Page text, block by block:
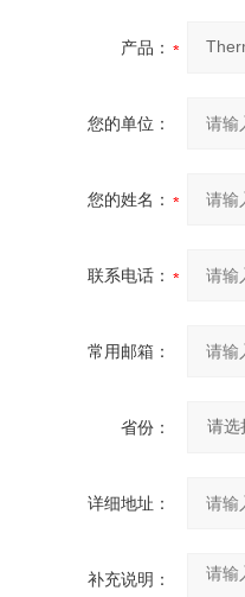
产品：
您的单位：
您的姓名：
联系电话：
常用邮箱：
省份：
详细地址：
补充说明：